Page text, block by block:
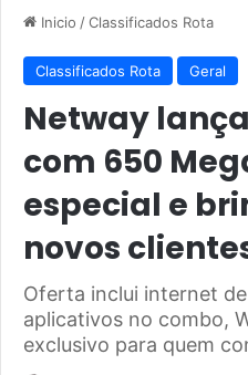
Inicio /Classificados Rota
Classificados Rota Geral
Netway
com 650
especial e
novos
Oferta inclui internet
aplicativos no combo,
exclusivo para quem